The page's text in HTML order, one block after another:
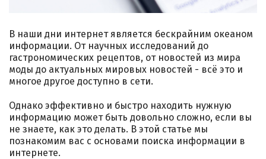
В наши дни интернет является бескрайним океаном
информации. От научных исследований до
гастрономических рецептов, от новостей из мира
моды до актуальных мировых новостей - всё это и
многое другое доступно в сети.
Однако эффективно и быстро находить нужную
информацию может быть довольно сложно, если вы
не знаете, как это делать. В этой статье мы
познакомим вас с основами поиска информации в
интернете.